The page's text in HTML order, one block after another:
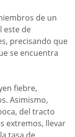
de un
este de
precisando que
se encuentra
fiebre,
Asimismo,
del tracto
extremos, llevar